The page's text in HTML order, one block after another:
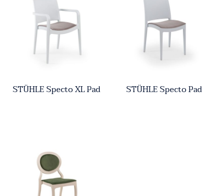
STÜHLE Specto XL Pad STÜHLE Specto Pad